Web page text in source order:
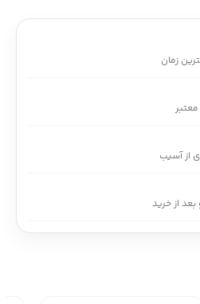
در آفرينش ادبي و هنري دارند به
و افراد علاقه‌مند به آشنايي با
آموزگار و احمد تفضلي و مقدمه
آموزگار در نشر چشمه منتشر شده
دانمارکي.
زمان
معتبر
از آسیب
از خرید